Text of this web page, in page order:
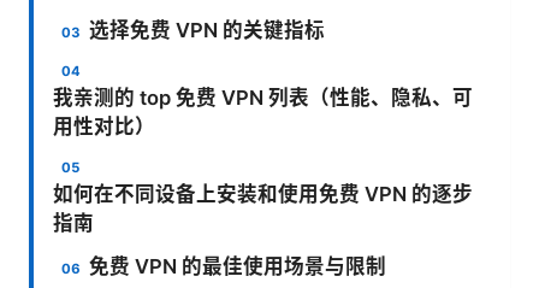
选择免费 VPN 的关键指标
我亲测的 top 免费 VPN 列表（性能、隐私、可
用性对比）
如何在不同设备上安装和使用免费 VPN 的逐步
指南
免费 VPN 的最佳使用场景与限制